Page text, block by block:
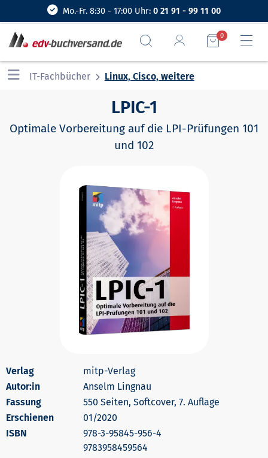
Mo.-Fr. 8:30 - 17:00 Uhr: 0 21 91 - 99 11 00
0
IT-Fachbücher Linux, Cisco, weitere
LPIC-1
Optimale Vorbereitung auf die LPI-Prüfungen 101
und 102
mitp-Verlag
Autor:in
Anselm Lingnau
550 Seiten, Softcover, 7. Auflage
Erschienen
01/2020
978-3-95845-956-4
9783958459564